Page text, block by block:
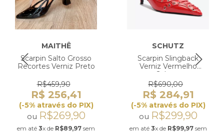
MAITHÊ
Scarpin Salto Grosso
Recortes Verniz Preto
R$459,90
R$ 256,41
(-5% através do PIX)
ou R$269,90
em até 3x de R$89,97 sem
SCHUTZ
Scarpin Slingback
Verniz Vermelho
Schutz
R$690,00
R$ 284,91
(-5% através do PIX)
ou R$299,90
em até 3x de R$99,97sem